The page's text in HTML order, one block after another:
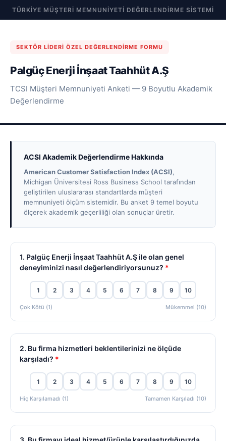
TÜRKIYE MÜŞTERI MEMNUNIYETI DEĞERLENDIRME SISTEMI
SEKTÖR LIDERI ÖZEL DEĞERLENDIRME FORMU
Palgüç Enerji İnşaat Taahhüt A.Ş
TCSI Müşteri Memnuniyeti Anketi — 9 Boyutlu Akademik
Değerlendirme
ACSI Akademik Değerlendirme Hakkında
American Customer Satisfaction Index (ACSI),
Michigan Üniversitesi Ross Business School tarafından
geliştirilen uluslararası standartlarda müşteri
memnuniyeti ölçüm sistemidir. Bu anket 9 temel boyutu
ölçerek akademik geçerliliği olan sonuçlar üretir.
1. Palgüç Enerji İnşaat Taahhüt A.Ş ile olan genel
deneyiminizi nasıl değerlendiriyorsunuz? *
1 2 3 4 5 6 7 8 9 10
Çok Kötü (1) Mükemmel (10)
2. Bu firma hizmetleri beklentilerinizi ne ölçüde
karşıladı? *
1 2 3 4 5 6 7 8 9 10
Hiç Karşılamadı (1) Tamamen Karşıladı (10)